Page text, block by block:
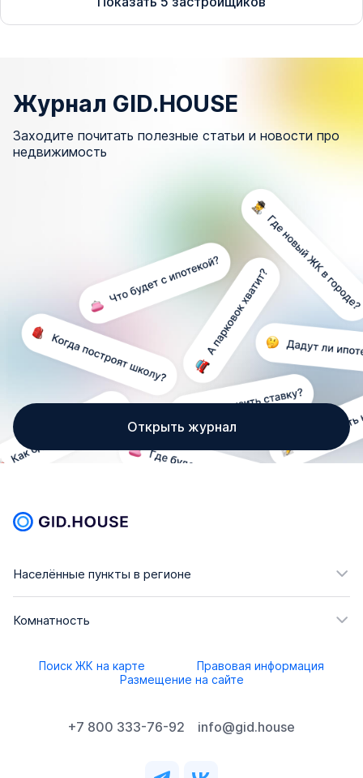
Журнал GID.HOUSE
Заходите почитать полезные статьи и новости про
недвижимость
Открыть журнал
Населённые пункты в регионе
Комнатность
Поиск ЖК на карте
Правовая информация
Размещение на сайте
+7 800 333-76-92 info@gid.house